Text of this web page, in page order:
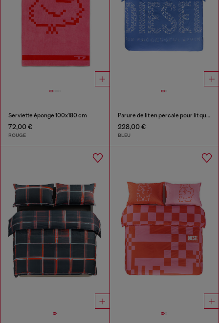
Serviette éponge 100x180 cm
72,00 €
ROUGE
Parure de lit en percale pour lit queen size
228,00 €
BLEU